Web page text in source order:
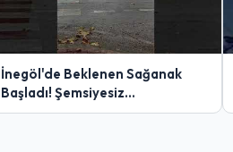
İnegöl'de Beklenen Sağanak
Başladı! Şemsiyesiz
Yakalananlar Zor Anlar Yaşadı